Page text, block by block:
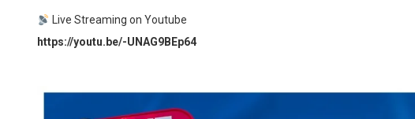
Live Streaming on Youtube
https://youtu.be/-UNAG9BEp64